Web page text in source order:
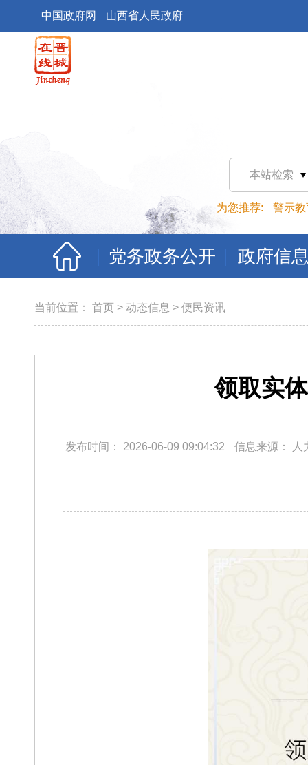
中国政府网 山西省人民政府
本站检索
为您推荐: 警示教
党务政务公开 政府信
当前位置： 首页 > 动态信息 > 便民资讯
领取实
发布时间： 2026-06-09 09:04:32 信息来源： 人